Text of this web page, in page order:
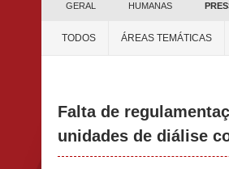
GERAL HUMANAS
TODOS ÁREAS TEMÁTICAS
Falta de
unidades de diálise